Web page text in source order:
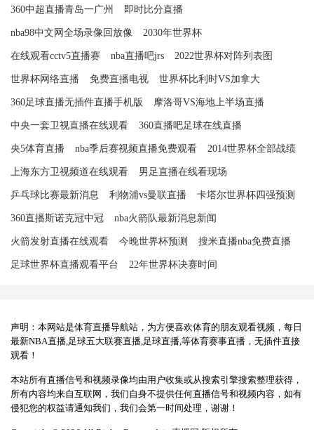
360中超直播青岛一广州 即时比分直播
nba98中文网全场录像回放像 2030年世界杯
在线观看cctv5直播赛 nba直播吧jrs 2022世界杯对阵列表图
世界杯网络直播 免费直播电视 世界杯比利时VS加拿大
360足球直播无插件直播手机版 摩洛哥VS海地上半场直播
中央一套卫视直播在线观看 360直播吧足球在线直播
央5体育直播 nba季后赛视频直播免费观看 2014世界杯全部战绩
上海东方卫视频道在线观看 男足直播在线看现场
乒乓球比赛最新消息 利物浦vs曼联直播 卡塔尔世界杯四强预测
360直播斯诺克冠中冠 nba火箭队最新消息新闻
火箭发射直播在线观看 今晚世界杯预测 搜米直播nba免费直播
足球世界杯直播观看平台 22年世界杯决赛时间
声明：本网站是体育直播导航站，为方便喜欢体育的朋友观看视频，每日
最新NBA直播,足球五大联赛直播,足球直播,等体育赛事直播，无插件直接
观看！
本站所有直播信号和视频录像均由用户收集或从搜索引擎搜索整理获得，
所有内容均来自互联网，我们自身不提供任何直播信号和视频内容，如有
侵犯您的权益请通知我们，我们会第一时间处理，谢谢！